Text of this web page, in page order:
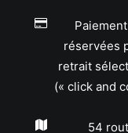
réservées
retrait
(« click and
54